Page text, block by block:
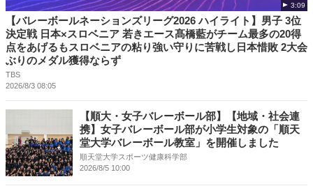
3:09
【バレーボールネーションズリーグ2026 ハイライト】男子 3位
決定戦 日本×スロベニア 若きエース髙橋藍がチーム最多の20得
点をあげるもスロベニアの粘り強い守りに苦戦し日本惜敗 2大会
ぶりのメダル獲得ならず
TBS
2026/8/3 08:05
【順大・女子バレーボール部】【地域・社会連
携】女子バレーボール部が小学生対象の「順天
堂大学バレーボール教室」を開催しました
順天堂大学スポーツ健康科学部
2026/8/5 10:00